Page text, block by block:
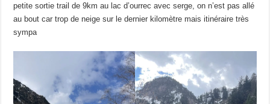
petite sortie trail de 9km au lac d’ourrec avec serge, on n’est pas allé
au bout car trop de neige sur le dernier kilomètre mais itinéraire très
sympa